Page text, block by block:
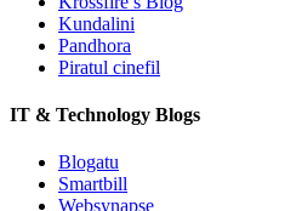
Kundalini
Pandhora
Piratul cinefil
IT & Technology Blogs
Blogatu
Smartbill
Websynapse